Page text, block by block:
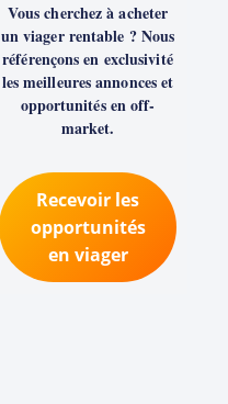
Vous cherchez à acheter
un viager rentable ? Nous
référençons en exclusivité
les meilleures annonces et
opportunités en off-
market.
Recevoir les
opportunités
en viager